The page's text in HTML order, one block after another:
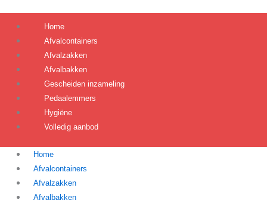
Home
Afvalcontainers
Afvalzakken
Afvalbakken
Gescheiden inzameling
Pedaalemmers
Hygiëne
Volledig aanbod
Home
Afvalcontainers
Afvalzakken
Afvalbakken